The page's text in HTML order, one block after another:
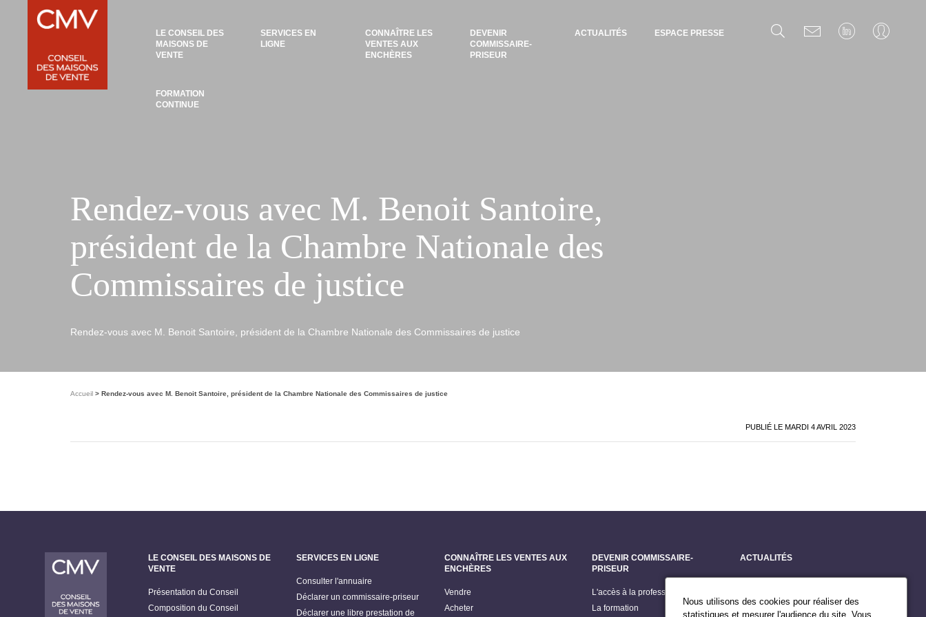
LE CONSEIL DES
MAISONS DE
VENTE
SERVICES EN
LIGNE
CONNAÎTRE LES
VENTES AUX
ENCHÈRES
DEVENIR
COMMISSAIRE-
PRISEUR
ACTUALITÉS ESPACE PRESSE
FORMATION
CONTINUE
Rendez-vous avec M. Benoit Santoire,
président de la Chambre Nationale des
Commissaires de justice
Rendez-vous avec M. Benoit Santoire, président de la Chambre Nationale des Commissaires de justice
Accueil Rendez-vous avec M. Benoit Santoire, président de la Chambre Nationale des Commissaires de justice
PUBLIÉ LE MARDI 4 AVRIL 2023
LE CONSEIL DES MAISONS DE
VENTE
Présentation du Conseil
Composition du Conseil
SERVICES EN LIGNE
Consulter l'annuaire
Déclarer un commissaire-priseur
Déclarer une libre prestation de
CONNAÎTRE LES VENTES AUX
ENCHÈRES
Vendre
Acheter
DEVENIR COMMISSAIRE-
PRISEUR
L'accès à la profession
La formation
ACTUALITÉS
Grands dossiers
Billets du Président
Nous utilisons des cookies pour réaliser des
statistiques et mesurer l'audience du site. Vous